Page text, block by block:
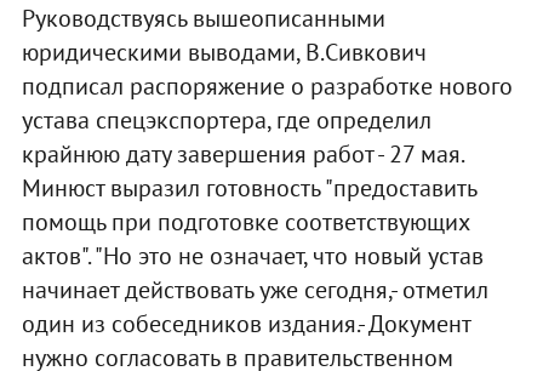
Руководствуясь вышеописанными
юридическими выводами, В.Сивкович
подписал распоряжение о разработке нового
устава спецэкспортера, где определил
крайнюю дату завершения работ - 27 мая.
Минюст выразил готовность "предоставить
помощь при подготовке соответствующих
актов". "Но это не означает, что новый устав
начинает действовать уже сегодня,- отметил
один из собеседников издания.- Документ
нужно согласовать в правительственном